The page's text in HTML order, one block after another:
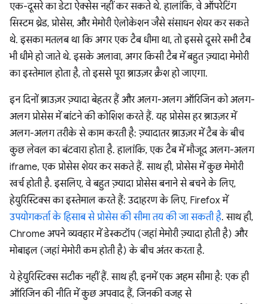
एक-दूसरे का डेटा ऐक्सेस नहीं कर सकते थे. हालांकि, वे ऑपरेटिंग
सिस्टम थ्रेड, प्रोसेस, और मेमोरी ऐलोकेशन जैसे संसाधन शेयर कर सकते
थे. इसका मतलब था कि अगर एक टैब धीमा था, तो इससे दूसरे सभी टैब
भी धीमे हो जाते थे. इसके अलावा, अगर किसी टैब में बहुत ज़्यादा मेमोरी
का इस्तेमाल होता है, तो इससे पूरा ब्राउज़र क्रैश हो जाएगा.
इन दिनों ब्राउज़र ज़्यादा बेहतर हैं और अलग-अलग ऑरिजिन को अलग-
अलग प्रोसेस में बांटने की कोशिश करते हैं. यह प्रोसेस हर ब्राउज़र में
अलग-अलग तरीके से काम करती है: ज़्यादातर ब्राउज़र में टैब के बीच
कुछ लेवल का बंटवारा होता है. हालांकि, एक टैब में मौजूद अलग-अलग
iframe, एक प्रोसेस शेयर कर सकते हैं. साथ ही, प्रोसेस में कुछ मेमोरी
खर्च होती है. इसलिए, वे बहुत ज़्यादा प्रोसेस बनाने से बचने के लिए,
हेयुरिस्टिक्स का इस्तेमाल करते हैं: उदाहरण के लिए, Firefox में
उपयोगकर्ता के हिसाब से प्रोसेस की सीमा तय की जा सकती है. साथ ही,
Chrome अपने व्यवहार में डेस्कटॉप (जहां मेमोरी ज़्यादा होती है) और
मोबाइल (जहां मेमोरी कम होती है) के बीच अंतर करता है.
ये हेयुरिस्टिक्स सटीक नहीं हैं. साथ ही, इनमें एक अहम सीमा है: एक ही
ऑरिजिन की नीति में कुछ अपवाद हैं, जिनकी वजह से